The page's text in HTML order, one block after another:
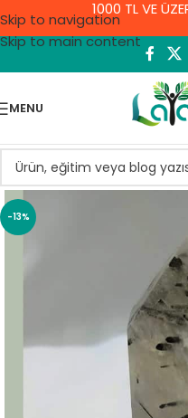
Skip to navigation
Skip to main content
1000 TL VE
MENU
-13%